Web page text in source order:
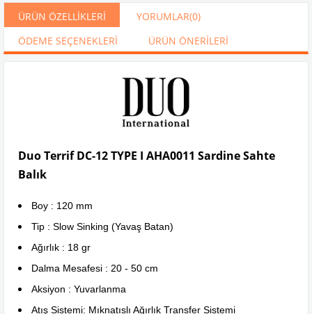
ÜRÜN ÖZELLIKLERI YORUMLAR(0)
ÖDEME SEÇENEKLERI
ÜRÜN ÖNERILERI
Duo Terrif DC-12 TYPE I AHA0011 Sardine Sahte
Balık
Boy : 120 mm
Tip : Slow Sinking (Yavaş Batan)
Ağırlık : 18 gr
Dalma Mesafesi : 20 - 50 cm
Aksiyon : Yuvarlanma
Atış Sistemi: Mıknatıslı Ağırlık Transfer Sistemi